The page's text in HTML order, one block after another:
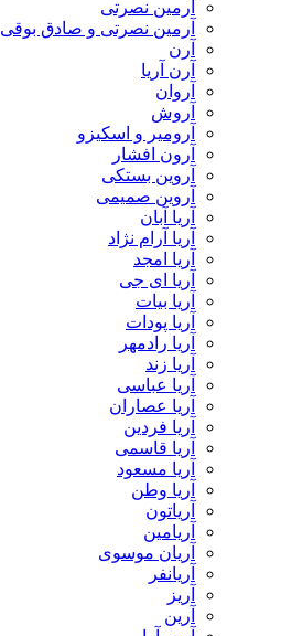
آرمین نصرتی
آرمین نصرتی و صادق بوقی
آرن
آرن آریا
آروان
آروش
آرومیر و اسکیزو
آرون افشار
آروین بستکی
آروین صمیمی
آریا آبان
آریا آرام نژاد
آریا امجد
آریا ای جی
آریا بیات
آریا پودات
آریا رادمهر
آریا زند
آریا عباسی
آریا عصاران
آریا فردین
آریا قاسمی
آریا مسعود
آریا وطن
آریاتون
آریامین
آریان موسوی
آریانفر
آریز
آرین